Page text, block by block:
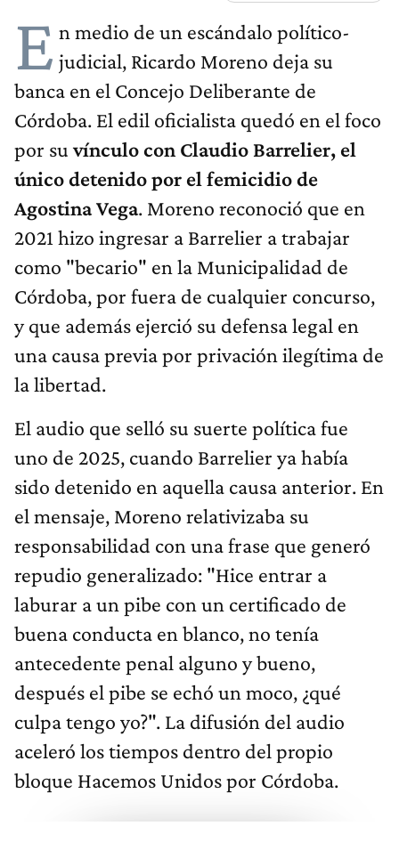
E n medio de un escándalo político-
judicial, Ricardo Moreno deja su
banca en el Concejo Deliberante de
Córdoba. El edil oficialista quedó en el foco
por suvínculo con Claudio Barrelier, el
único detenido por el femicidio de
Agostina Vega. Moreno reconoció que en
2021 hizo ingresar a Barrelier a trabajar
como "becario" en la Municipalidad de
Córdoba, por fuera de cualquier concurso,
y que además ejerció su defensa legal en
una causa previa por privación ilegítima de
la libertad.
El audio que selló su suerte política fue
uno de 2025, cuando Barrelier ya había
sido detenido en aquella causa anterior. En
el mensaje, Moreno relativizaba su
responsabilidad con una frase que generó
repudio generalizado: "Hice entrar a
laburar a un pibe con un certificado de
buena conducta en blanco, no tenía
antecedente penal alguno y bueno,
después el pibe se echó un moco, ¿qué
culpa tengo yo?". La difusión del audio
aceleró los tiempos dentro del propio
bloque Hacemos Unidos por Córdoba.